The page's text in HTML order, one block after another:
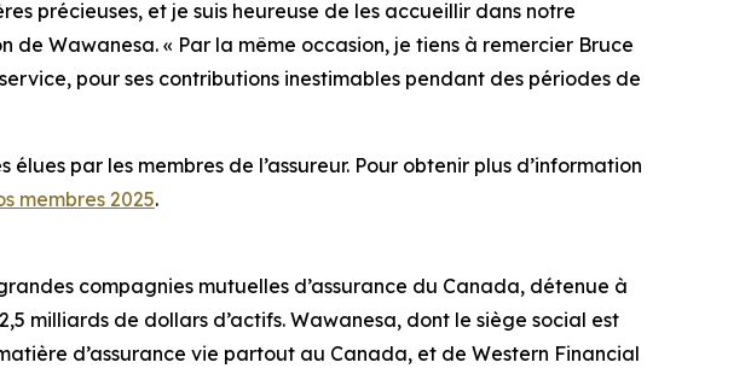
précieuses, et je suis heureuse de les accueillir dans notre
Wawanesa. « Par la même occasion, je tiens à remercier Bruce
pour ses contributions inestimables pendant des périodes de
par les membres de l’assureur. Pour obtenir plus d’information
membres 2025.
compagnies mutuelles d’assurance du Canada, détenue à
milliards de dollars d’actifs. Wawanesa, dont le siège social est
d’assurance vie partout au Canada, et de Western Financial